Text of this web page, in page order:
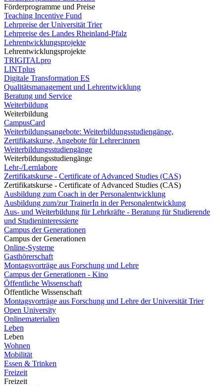
Förderprogramme und Preise
Teaching Incentive Fund
Lehrpreise der Universität Trier
Lehrpreise des Landes Rheinland-Pfalz
Lehrentwicklungsprojekte
Lehrentwicklungsprojekte
TRIGITALpro
LINTplus
Digitale Transformation ES
Qualitätsmanagement und Lehrentwicklung
Beratung und Service
Weiterbildung
Weiterbildung
CampusCard
Weiterbildungsangebote: Weiterbildungsstudiengänge,
Zertifikatskurse, Angebote für Lehrer:innen
Weiterbildungsstudiengänge
Weiterbildungsstudiengänge
Lehr-/Lernlabore
Zertifikatskurse - Certificate of Advanced Studies (CAS)
Zertifikatskurse - Certificate of Advanced Studies (CAS)
Ausbildung zum Coach in der Personalentwicklung
Ausbildung zum/zur TrainerIn in der Personalentwicklung
Aus- und Weiterbildung für Lehrkräfte - Beratung für Studierende
und Studieninteressierte
Campus der Generationen
Campus der Generationen
Online-Systeme
Gasthörerschaft
Montagsvorträge aus Forschung und Lehre
Campus der Generationen - Kino
Öffentliche Wissenschaft
Öffentliche Wissenschaft
Montagsvorträge aus Forschung und Lehre der Universität Trier
Open University
Onlinematerialien
Leben
Leben
Wohnen
Mobilität
Essen & Trinken
Freizeit
Freizeit